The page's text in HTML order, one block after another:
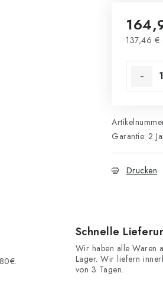
137,46 €
Garantie: 2
Drucken
Schnelle
Wir haben alle Waren
Lager. Wir liefern
von 3 Tagen.